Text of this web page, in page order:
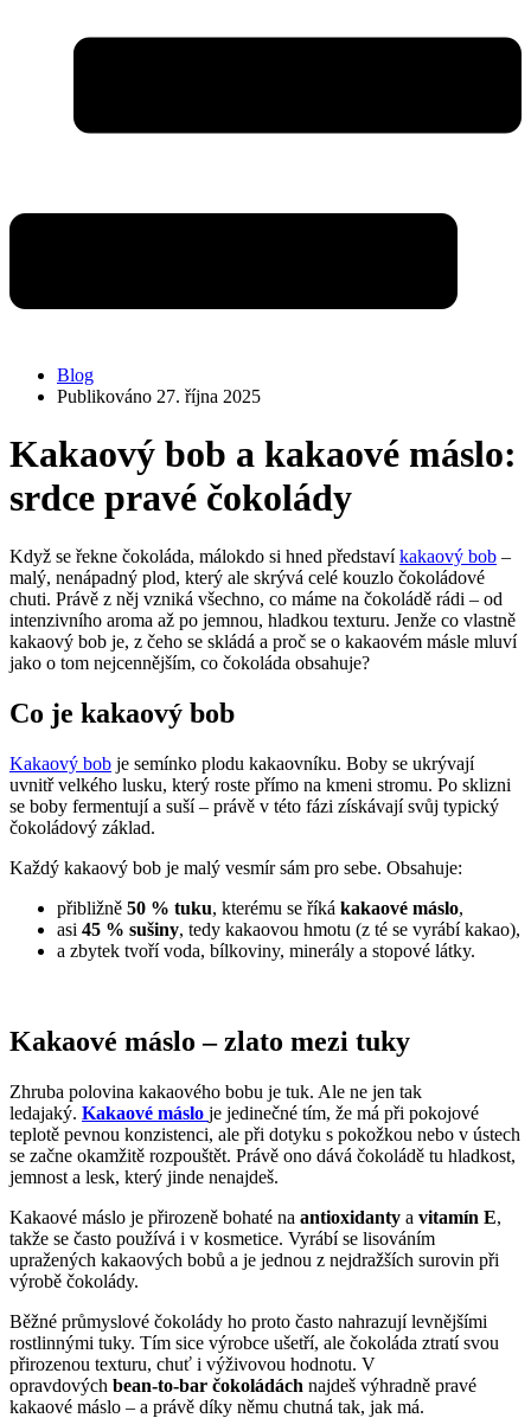
Blog
Publikováno 27. října 2025
Kakaový bob a kakaové máslo:
srdce pravé čokolády
Když se řekne čokoláda, málokdo si hned představíkakaový bob –
malý, nenápadný plod, který ale skrývá celé kouzlo čokoládové
chuti. Právě z něj vzniká všechno, co máme na čokoládě rádi – od
intenzivního aroma až po jemnou, hladkou texturu. Jenže co vlastně
kakaový bob je, z čeho se skládá a proč se o kakaovém másle mluví
jako o tom nejcennějším, co čokoláda obsahuje?
Co je kakaový bob
Kakaový bob je semínko plodu kakaovníku. Boby se ukrývají
uvnitř velkého lusku, který roste přímo na kmeni stromu. Po sklizni
se boby fermentují a suší – právě v této fázi získávají svůj typický
čokoládový základ.
Každý kakaový bob je malý vesmír sám pro sebe. Obsahuje:
přibližně 50 % tuku, kterému se říká kakaové máslo,
asi 45 % sušiny, tedy kakaovou hmotu (z té se vyrábí kakao),
a zbytek tvoří voda, bílkoviny, minerály a stopové látky.
Kakaové máslo – zlato mezi tuky
Zhruba polovina kakaového bobu je tuk. Ale ne jen tak
ledajaký. Kakaové máslo je jedinečné tím, že má při pokojové
teplotě pevnou konzistenci, ale při dotyku s pokožkou nebo v ústech
se začne okamžitě rozpouštět. Právě ono dává čokoládě tu hladkost,
jemnost a lesk, který jinde nenajdeš.
Kakaové máslo je přirozeně bohaté na antioxidanty a vitamín E,
takže se často používá i v kosmetice. Vyrábí se lisováním
upražených kakaových bobů a je jednou z nejdražších surovin při
výrobě čokolády.
Běžné průmyslové čokolády ho proto často nahrazují levnějšími
rostlinnými tuky. Tím sice výrobce ušetří, ale čokoláda ztratí svou
přirozenou texturu, chuť i výživovou hodnotu. V
opravdových bean-to-bar čokoládách najdeš výhradně pravé
kakaové máslo – a právě díky němu chutná tak, jak má.